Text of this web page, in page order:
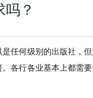
？
任何级别的出版社 ，
各行各业基本上都需